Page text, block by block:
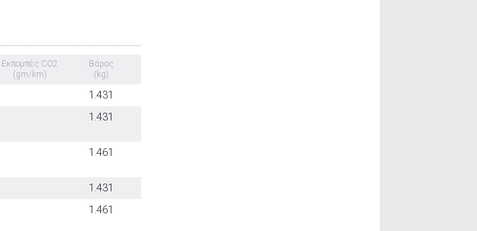
Εκπομπές CO2
(gm/km)
Βάρος
(kg)
1.431
1.431
1.461
1.431
1.461